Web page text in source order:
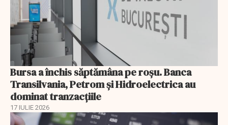
Bursa a închis săptămâna pe roșu. Banca
Transilvania, Petrom și Hidroelectrica au
dominat tranzacțiile
17 IULIE 2026